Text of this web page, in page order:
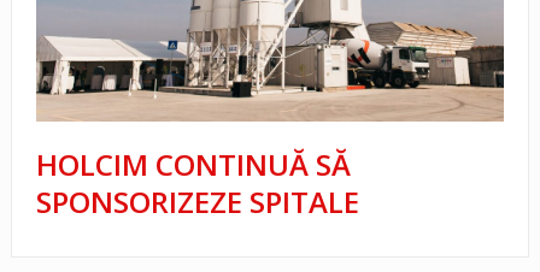
HOLCIM CONTINUĂ SĂ
SPONSORIZEZE SPITALE